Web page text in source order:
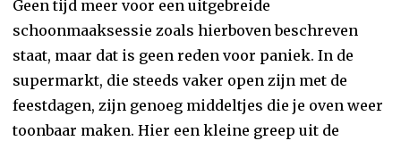
Geen tijd meer voor een uitgebreide
schoonmaaksessie zoals hierboven beschreven
staat, maar dat is geen reden voor paniek. In de
supermarkt, die steeds vaker open zijn met de
feestdagen, zijn genoeg middeltjes die je oven weer
toonbaar maken. Hier een kleine greep uit de